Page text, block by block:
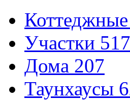
Участки 517
Дома 207
Таунхаусы